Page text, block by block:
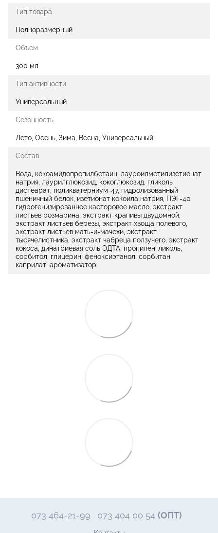
Тип товара
Полноразмерный
Объем
300 мл
Тип активности
Универсальный
Сезонность
Лето, Осень, Зима, Весна, Универсальный
Состав
Вода, кокоамидопропилбетаин, лауроилметилизетионат
натрия, лаурилглюкозид, кокоглюкозид, гликоль
дистеарат, поликватерниум-47, гидролизованный
пшеничный белок, изетионат кокоила натрия, ПЭГ-40
гидрогенизированное касторовое масло, экстракт
листьев розмарина, экстракт крапивы двудомной,
экстракт листьев березы, экстракт хвоща полевого,
экстракт листьев мать-и-мачехи, экстракт
тысячелистника, экстракт чабреца ползучего, экстракт
кокоса, динатриевая соль ЭДТА, пропиленгликоль,
сорбитол, глицерин, феноксиэтанол, сорбитан
каприлат, ароматизатор.
073 464-21-99 073 404 00 54 (ОПТ)